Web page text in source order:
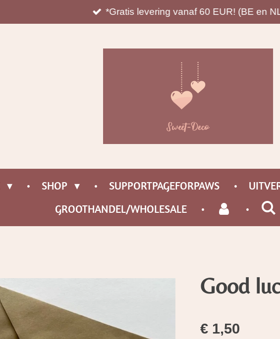
*Gratis levering vanaf 60 EUR! (BE en
SHOP SUPPORTPAGEFORPAWS
GROOTHANDEL/WHOLESALE
Good
€ 1,50